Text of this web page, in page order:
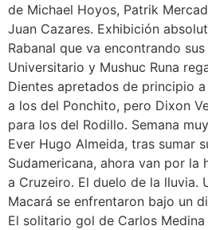
de Michael Hoyos, Patrik
Juan Cazares. Exhibición
Rabanal que va encontrando
Universitario y Mushuc Runa
Dientes apretados de principio
a los del Ponchito, pero Dixon
para los del Rodillo. Semana
Ever Hugo Almeida, tras sumar
Sudamericana, ahora van por la
a Cruzeiro. El duelo de la lluvia.
Macará se enfrentaron bajo un
El solitario gol de Carlos